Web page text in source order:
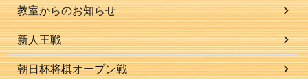
教室からのお知らせ
新人王戦
朝日杯将棋オープン戦